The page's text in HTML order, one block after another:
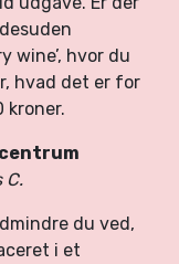
wine’, hvor du
hvad det er for
kroner.
C.
du ved,
i et